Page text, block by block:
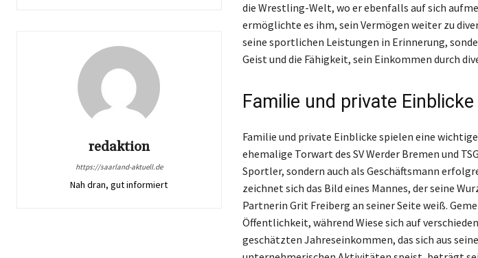
redaktion
https://saarland-aktuell.de
Nah dran, gut informiert
die Wrestling-Welt, wo er ebenfalls auf sich
ermöglichte es ihm, sein Vermögen weiter zu
seine sportlichen Leistungen in Erinnerung,
Geist und die Fähigkeit, sein Einkommen durch
Familie und private Einblicke
Familie und private Einblicke spielen eine
ehemalige Torwart des SV Werder Bremen und
Sportler, sondern auch als Geschäftsmann
zeichnet sich das Bild eines Mannes, der seine
Partnerin Grit Freiberg an seiner Seite weiß.
Öffentlichkeit, während Wiese sich auf
geschätzten Jahreseinkommen, das sich aus